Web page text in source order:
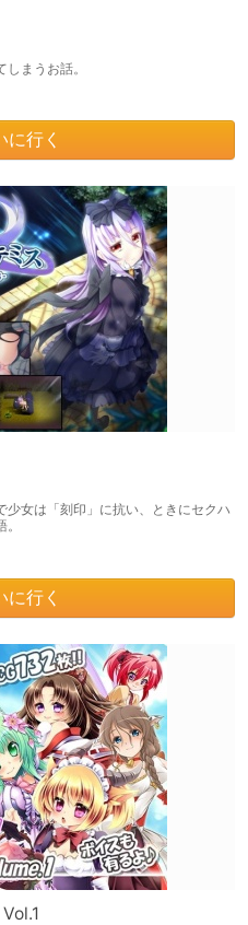
まうお話。
に行く
女は「刻印」に抗い、ときにセクハ
に行く